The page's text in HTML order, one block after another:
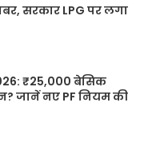
सरकार LPG पर लगा
₹25,000 बेसिक
जानें नए PF नियम की